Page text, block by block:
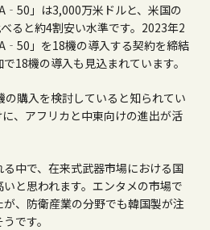
‐ 50 」は3,000万米ドルと、米国の
ると約4割安い水準です。 2023年2
‐ 50 」を18機の導入する契約を締結
で18機の導入も見込まれています。
の購入を検討していると知られてい
、アフリカと中東向けの進出が活
中で、在来式武器市場における国
と思われます。エンタメの市場で
、防衛産業の分野でも韓国製が注
です。